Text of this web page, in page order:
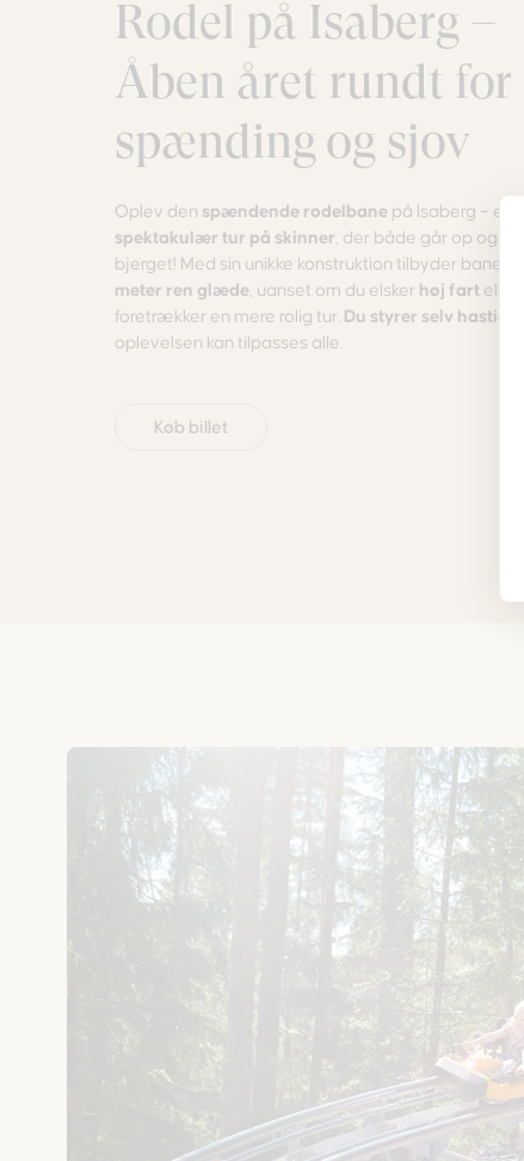
Rodel på Isaberg –
Åben året rundt for
spænding og sjov
Oplev den spændende rodelbane på Isaberg – en
spektakulær tur på skinner , der både går op og
bjerget! Med sin unikke konstruktion tilbyder banen
meter ren glæde , uanset om du elsker høj fart eller
foretrækker en mere rolig tur. Du styrer selv
oplevelsen kan tilpasses alle.
Køb billet